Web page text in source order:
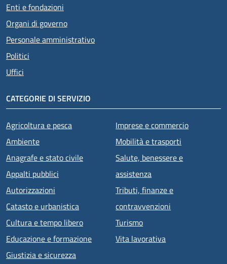
Enti e fondazioni
Organi di governo
Personale amministrativo
Politici
Uffici
CATEGORIE DI SERVIZIO
Agricoltura e pesca
Ambiente
Anagrafe e stato civile
Appalti pubblici
Autorizzazioni
Catasto e urbanistica
Cultura e tempo libero
Educazione e formazione
Giustizia e sicurezza
Imprese e commercio
Mobilità e trasporti
Salute, benessere e
assistenza
Tributi, finanze e
contravvenzioni
Turismo
Vita lavorativa